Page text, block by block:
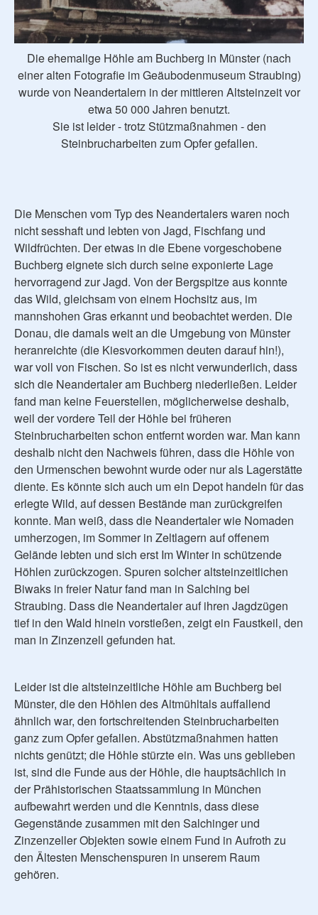
Die ehemalige Höhle am Buchberg in Münster (nach
einer alten Fotografie im Geäubodenmuseum Straubing)
wurde von Neandertalern in der mittleren Altsteinzeit vor
etwa 50 000 Jahren benutzt.
Sie ist leider - trotz Stützmaßnahmen - den
Steinbrucharbeiten zum Opfer gefallen.
Die Menschen vom Typ des Neandertalers waren noch
nicht sesshaft und lebten von Jagd, Fischfang und
Wildfrüchten. Der etwas in die Ebene vorgeschobene
Buchberg eignete sich durch seine exponierte Lage
hervorragend zur Jagd. Von der Bergspitze aus konnte
das Wild, gleichsam von einem Hochsitz aus, im
mannshohen Gras erkannt und beobachtet werden. Die
Donau, die damals weit an die Umgebung von Münster
heranreichte (die Kiesvorkommen deuten darauf hin!),
war voll von Fischen. So ist es nicht verwunderlich, dass
sich die Neandertaler am Buchberg niederließen. Leider
fand man keine Feuerstellen, möglicherweise deshalb,
weil der vordere Teil der Höhle bei früheren
Steinbrucharbeiten schon entfernt worden war. Man kann
deshalb nicht den Nachweis führen, dass die Höhle von
den Urmenschen bewohnt wurde oder nur als Lagerstätte
diente. Es könnte sich auch um ein Depot handeln für das
erlegte Wild, auf dessen Bestände man zurückgreifen
konnte. Man weiß, dass die Neandertaler wie Nomaden
umherzogen, im Sommer in Zeltlagern auf offenem
Gelände lebten und sich erst Im Winter in schützende
Höhlen zurückzogen. Spuren solcher altsteinzeitlichen
Biwaks in freier Natur fand man in Salching bei
Straubing. Dass die Neandertaler auf ihren Jagdzügen
tief in den Wald hinein vorstießen, zeigt ein Faustkeil, den
man in Zinzenzell gefunden hat.
Leider ist die altsteinzeitliche Höhle am Buchberg bei
Münster, die den Höhlen des Altmühltals auffallend
ähnlich war, den fortschreitenden Steinbrucharbeiten
ganz zum Opfer gefallen. Abstützmaßnahmen hatten
nichts genützt; die Höhle stürzte ein. Was uns geblieben
ist, sind die Funde aus der Höhle, die hauptsächlich in
der Prähistorischen Staatssammlung in München
aufbewahrt werden und die Kenntnis, dass diese
Gegenstände zusammen mit den Salchinger und
Zinzenzeller Objekten sowie einem Fund in Aufroth zu
den Ältesten Menschenspuren in unserem Raum
gehören.